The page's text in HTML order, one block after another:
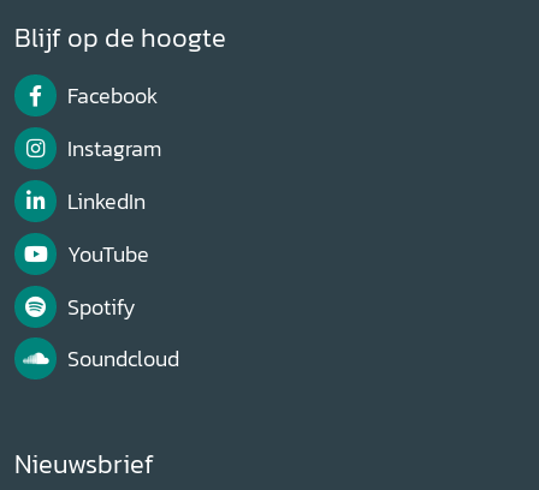
Blijf op de hoogte
Facebook
Instagram
LinkedIn
YouTube
Spotify
Soundcloud
Nieuwsbrief